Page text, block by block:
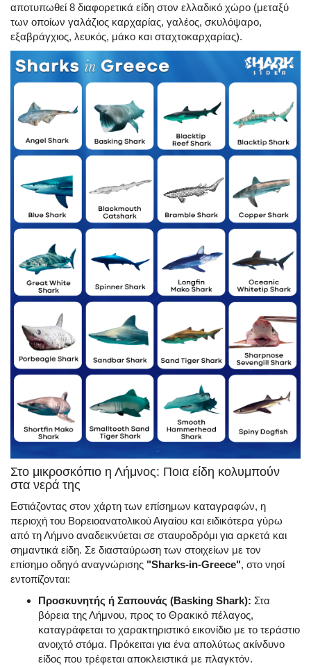
αποτυπωθεί 8 διαφορετικά είδη στον ελλαδικό χώρο (μεταξύ
των οποίων γαλάζιος καρχαρίας, γαλέος, σκυλόψαρο,
εξαβράγχιος, λευκός, μάκο και σταχτοκαρχαρίας).
Στο μικροσκόπιο η Λήμνος: Ποια είδη κολυμπούν
στα νερά της
Εστιάζοντας στον χάρτη των επίσημων καταγραφών, η
περιοχή του Βορειοανατολικού Αιγαίου και ειδικότερα γύρω
από τη Λήμνο αναδεικνύεται σε σταυροδρόμι για αρκετά και
σημαντικά είδη. Σε διασταύρωση των στοιχείων με τον
επίσημο οδηγό αναγνώρισης "Sharks-in-Greece", στο νησί
εντοπίζονται:
Προσκυνητής ή Σαπουνάς (Basking Shark): Στα
βόρεια της Λήμνου, προς το Θρακικό πέλαγος,
καταγράφεται το χαρακτηριστικό εικονίδιο με το τεράστιο
ανοιχτό στόμα. Πρόκειται για ένα απολύτως ακίνδυνο
είδος που τρέφεται αποκλειστικά με πλαγκτόν.